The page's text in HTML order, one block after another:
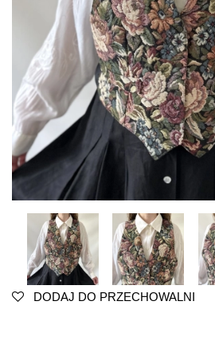
DODAJ DO PRZECHOWALNI